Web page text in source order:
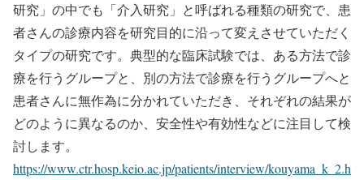
研究」の中でも「介入研究」と呼ばれる種類の研究で、患
者さんの診療内容を研究目的に沿って変えさせていただく
タイプの研究です。典型的な臨床試験では、ある方法で診
療を行うグループと、別の方法で診療を行うグループへと
患者さんに無作為に分かれていただき、それぞれの結果が
どのように異なるのか、安全性や有効性などに注目して検
討します。
https://www.ctr.hosp.keio.ac.jp/patients/interview/kouyama_k_2.h